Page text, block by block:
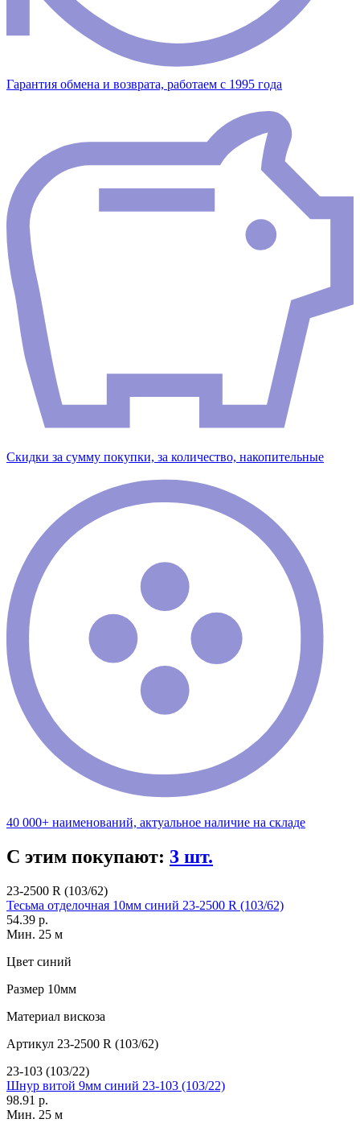
Гарантия обмена и возврата, работаем с 1995 года
Скидки за сумму покупки, за количество, накопительные
40 000+ наименований, актуальное наличие на складе
С этим покупают: 3 шт.
23-2500 R (103/62)
Тесьма отделочная 10мм синий 23-2500 R (103/62)
54.39 р.
Мин. 25 м
Цвет синий
Размер 10мм
Материал вискоза
Артикул 23-2500 R (103/62)
23-103 (103/22)
Шнур витой 9мм синий 23-103 (103/22)
98.91 р.
Мин. 25 м